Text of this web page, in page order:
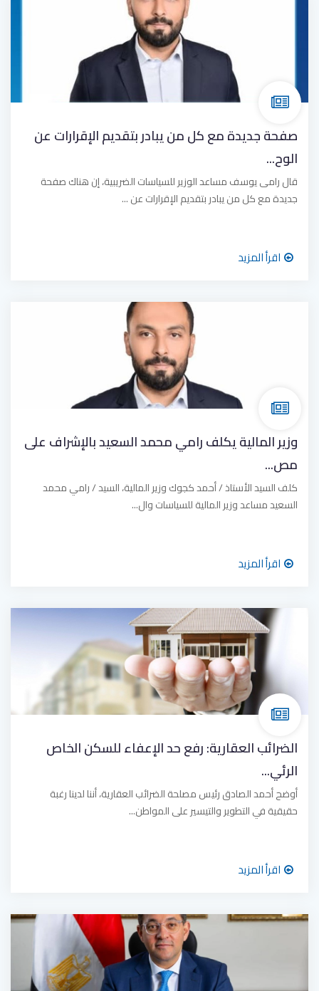
صفحة جديدة مع كل من يبادر بتقديم الإقرارات عن
الوح...
قال رامى يوسف مساعد الوزير للسياسات الضريبية، إن هناك صفحة
جديدة مع كل من يبادر بتقديم الإقرارات عن ...
اقرأ المزيد
وزير المالية يكلف رامي محمد السعيد بالإشراف على
مص...
كلف السيد الأستاذ / أحمد كجوك وزير المالية، السيد / رامي محمد
السعيد مساعد وزير المالية للسياسات وال...
اقرأ المزيد
الضرائب العقارية: رفع حد الإعفاء للسكن الخاص
الرئي...
أوضح أحمد الصادق رئيس مصلحة الضرائب العقارية، أننا لدينا رغبة
حقيقية في التطوير والتيسير على المواطن...
اقرأ المزيد